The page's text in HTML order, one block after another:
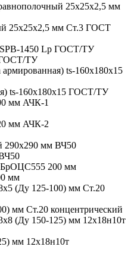
25x25x2,5 мм Ст.3 ГОСТ
ГОСТ/ТУ
ts-160x180x15 ГОСТ/ТУ
мм
мм Ст.20 концентрический
мм 12х18н10т